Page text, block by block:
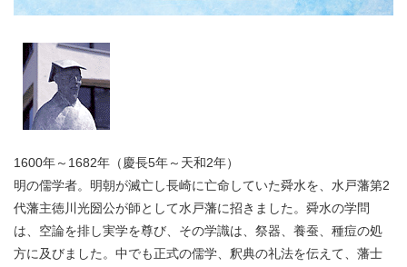
1600年～1682年（慶長5年～天和2年）
明の儒学者。明朝が滅亡し長崎に亡命していた舜水を、水戸藩第2
代藩主徳川光圀公が師として水戸藩に招きました。舜水の学問
は、空論を排し実学を尊び、その学識は、祭器、養蚕、種痘の処
方に及びました。中でも正式の儒学、釈典の礼法を伝えて、藩士